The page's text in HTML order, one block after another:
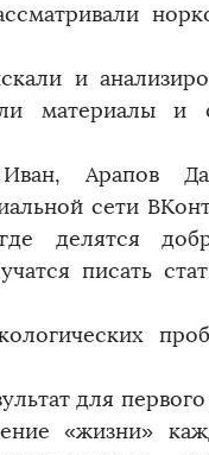
и
материалы и
Арапов
сети
делятся
писать
для первого
«жизни»